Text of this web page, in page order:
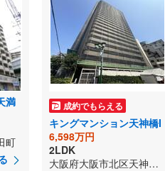
満
町
成約でもらえる
キングマンション天神橋I
6,598万円
2LDK
大阪府大阪市北区天神橋4丁目